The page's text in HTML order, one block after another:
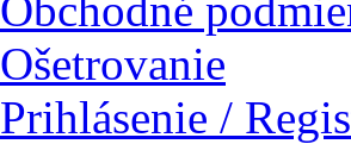
Ošetrovanie
Prihlásenie /